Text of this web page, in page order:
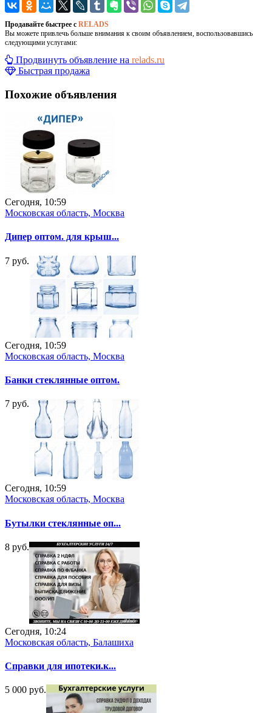
Продавайте быстрее с RELADS
Вы можете привлечь больше внимания к своим объявлением, воспользовавшись
следующими услугами:
Продвинуть объявление на relads.ru
Быстрая продажа
Похожие объявления
Сегодня, 10:59
Московская область, Москва
Дипер оптом. для крыш...
7 руб.
Сегодня, 10:59
Московская область, Москва
Банки стеклянные оптом.
7 руб.
Сегодня, 10:59
Московская область, Москва
Бутылки стеклянные оп...
8 руб.
Сегодня, 10:24
Московская область, Балашиха
Справки для ипотеки.к...
5 000 руб.